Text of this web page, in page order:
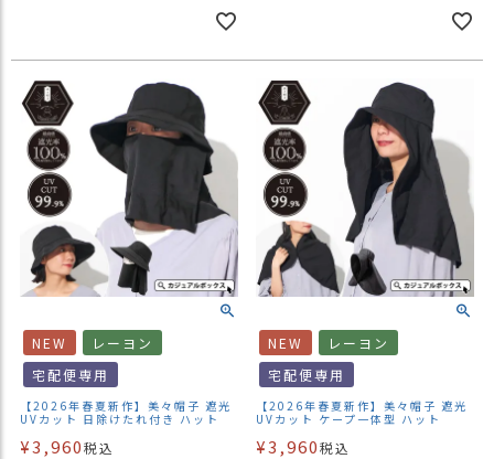
NEW
レーヨン
宅配便専用
【2026年春夏新作】美々帽子 遮光
UVカット 日除けたれ付き ハット
¥3,960税込
NEW
レーヨン
宅配便専用
【2026年春夏新作】美々帽子 遮光
UVカット ケープ一体型 ハット
¥3,960税込